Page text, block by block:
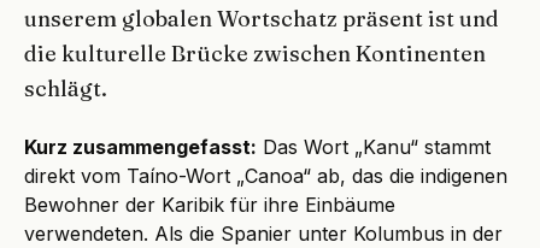
unserem globalen Wortschatz präsent ist und
die kulturelle Brücke zwischen Kontinenten
schlägt.
Kurz zusammengefasst: Das Wort „Kanu“ stammt
direkt vom Taíno-Wort „Canoa“ ab, das die indigenen
Bewohner der Karibik für ihre Einbäume
verwendeten. Als die Spanier unter Kolumbus in der